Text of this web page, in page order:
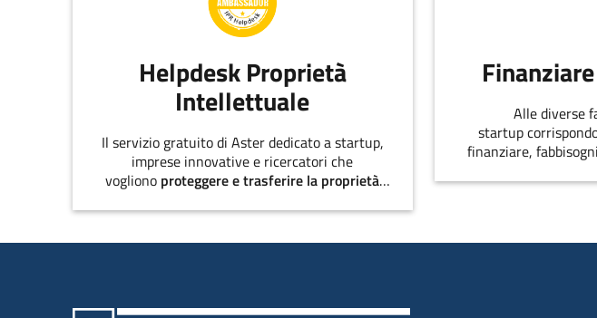
Helpdesk Proprietà
Intellettuale
Il servizio gratuito di Aster dedicato a startup,
imprese innovative e ricercatori che
vogliono proteggere e trasferire la proprietà
Alle diverse
startup
finanziare,